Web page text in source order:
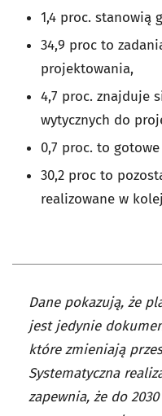
1,4 proc. stanowią
34,9 proc to
projektowania,
4,7 proc. znajduje
wytycznych do
0,7 proc. to
30,2 proc to
realizowane w
Dane pokazują, że
jest jedynie
które zmieniają
Systematyczna
zapewnia, że do